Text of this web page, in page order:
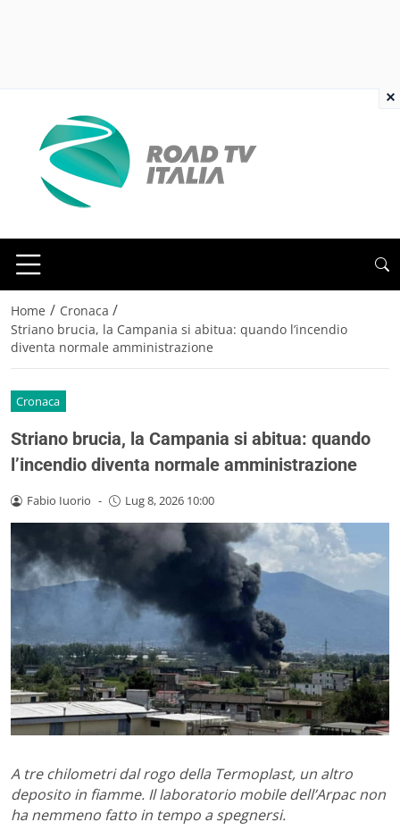
Home / Cronaca /
Striano brucia, la Campania si abitua: quando l’incendio
diventa normale amministrazione
Cronaca
Striano brucia, la Campania si abitua: quando
l’incendio diventa normale amministrazione
Fabio Iuorio - Lug 8, 2026 10:00
A tre chilometri dal rogo della Termoplast, un altro
deposito in fiamme. Il laboratorio mobile dell’Arpac non
ha nemmeno fatto in tempo a spegnersi.
×